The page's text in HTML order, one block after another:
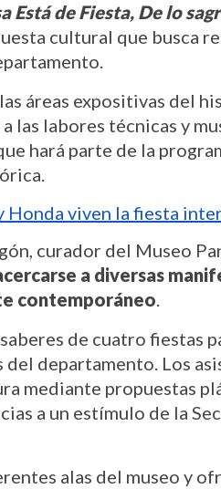
Está de Fiesta, De lo
cultural que busca
áreas expositivas del
las labores técnicas y
hará parte de la
Honda viven la fiesta
curador del Museo
a diversas
contemporáneo.
de cuatro fiestas
departamento. Los
mediante propuestas
a un estímulo de la